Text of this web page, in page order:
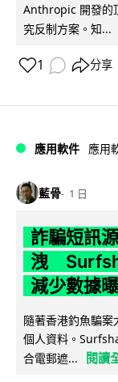
Anthropic 開發的
究反制方案。知...
1 分享
應用軟件 應用
藍骨 1 日
詐騙短訊
洩
減少數據
隨著香港釣魚騙案
個人資料。
合電郵遮...
閱讀